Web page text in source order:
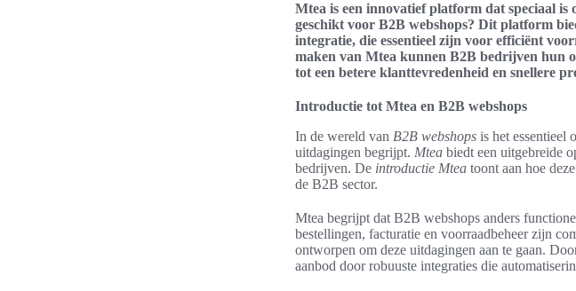
Mtea is een innovatief platform dat speciaal
geschikt voor B2B webshops? Dit platform
integratie, die essentieel zijn voor efficiënt
maken van Mtea kunnen B2B bedrijven hun
tot een betere klanttevredenheid en snellere
Introductie tot Mtea en B2B webshops
In de wereld van B2B webshops is het essentieel
uitdagingen begrijpt. Mtea biedt een uitgebreide
bedrijven. De introductie Mtea toont aan hoe
de B2B sector.
Mtea begrijpt dat B2B webshops anders
bestellingen, facturatie en voorraadbeheer zijn
ontworpen om deze uitdagingen aan te gaan.
aanbod door robuuste integraties die